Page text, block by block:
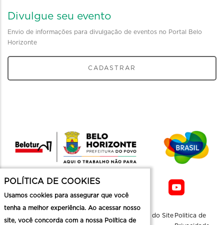
Divulgue seu evento
Envio de informações para divulgação de eventos no Portal Belo
Horizonte
CADASTRAR
Mapa do Site Politica de
POLÍTICA DE COOKIES
Usamos cookies para assegurar que você
tenha a melhor experiência. Ao acessar nosso
site, você concorda com a nossa Política de